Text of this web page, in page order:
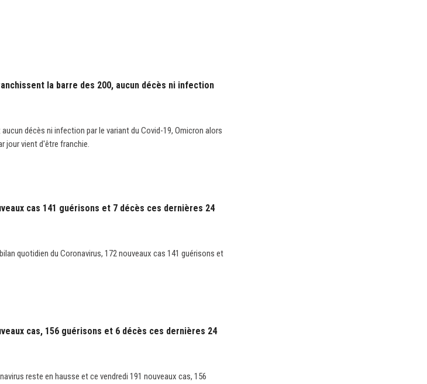
la barre des 200, aucun décès ni infection
décès ni infection par le variant du Covid-19, Omicron alors
jour vient d'être franchie.
cas 141 guérisons et 7 décès ces dernières 24
quotidien du Coronavirus, 172 nouveaux cas 141 guérisons et
cas, 156 guérisons et 6 décès ces dernières 24
reste en hausse et ce vendredi 191 nouveaux cas, 156